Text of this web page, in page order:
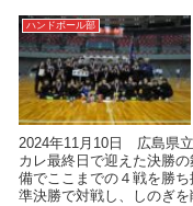
ハンドボール部
2024年11月10日 広島県
カレ最終日で迎えた決勝
備でここまでの４戦を勝
準決勝で対戦し、しのぎ